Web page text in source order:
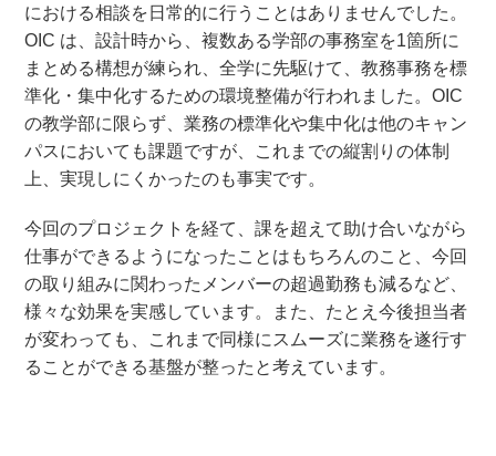
における相談を日常的に行うことはありませんでした。
OIC は、設計時から、複数ある学部の事務室を1箇所に
まとめる構想が練られ、全学に先駆けて、教務事務を標
準化・集中化するための環境整備が行われました。OIC
の教学部に限らず、業務の標準化や集中化は他のキャン
パスにおいても課題ですが、これまでの縦割りの体制
上、実現しにくかったのも事実です。
今回のプロジェクトを経て、課を超えて助け合いながら
仕事ができるようになったことはもちろんのこと、今回
の取り組みに関わったメンバーの超過勤務も減るなど、
様々な効果を実感しています。また、たとえ今後担当者
が変わっても、これまで同様にスムーズに業務を遂行す
ることができる基盤が整ったと考えています。